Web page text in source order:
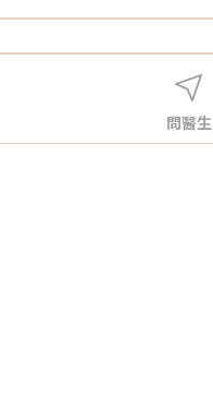
問醫生